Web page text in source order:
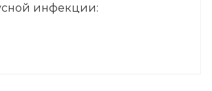
инфекции: